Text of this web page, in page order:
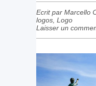
Ecrit par Marcello
logos Logo
Laisser un